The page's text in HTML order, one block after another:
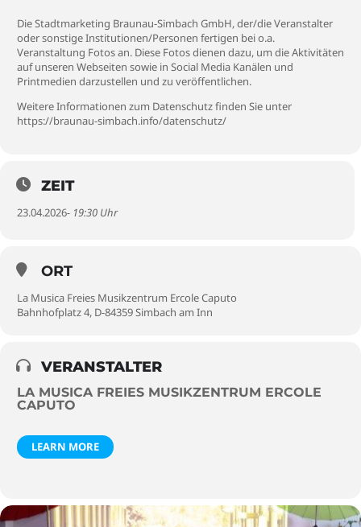
Die Stadtmarketing Braunau-Simbach GmbH, der/die Veranstalter
oder sonstige Institutionen/Personen fertigen bei o.a.
Veranstaltung Fotos an. Diese Fotos dienen dazu, um die Aktivitäten
auf unseren Webseiten sowie in Social Media Kanälen und
Printmedien darzustellen und zu veröffentlichen.
Weitere Informationen zum Datenschutz finden Sie unter
https://braunau-simbach.info/datenschutz/
ZEIT
23.04.2026- 19:30 Uhr
ORT
La Musica Freies Musikzentrum Ercole Caputo
Bahnhofplatz 4, D-84359 Simbach am Inn
VERANSTALTER
LA MUSICA FREIES MUSIKZENTRUM ERCOLE
CAPUTO
LEARN MORE